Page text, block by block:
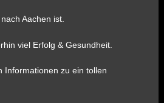
Aachen ist.
viel Erfolg & Gesundheit.
Informationen zu ein tollen